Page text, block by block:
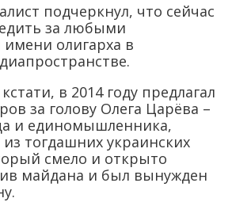
подчеркнул, что сейчас
за любыми
олигарха в
в 2014 году предлагал
за голову Олега Царёва –
и единомышленника,
тогдашних украинских
смело и открыто
майдана и был вынужден